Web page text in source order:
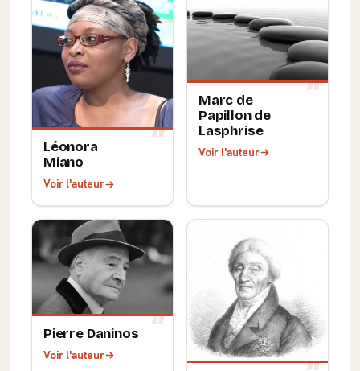
Léonora
Miano
Voir l'auteur
Marc de
Papillon de
Lasphrise
Voir l'auteur
Pierre Daninos
Voir l'auteur